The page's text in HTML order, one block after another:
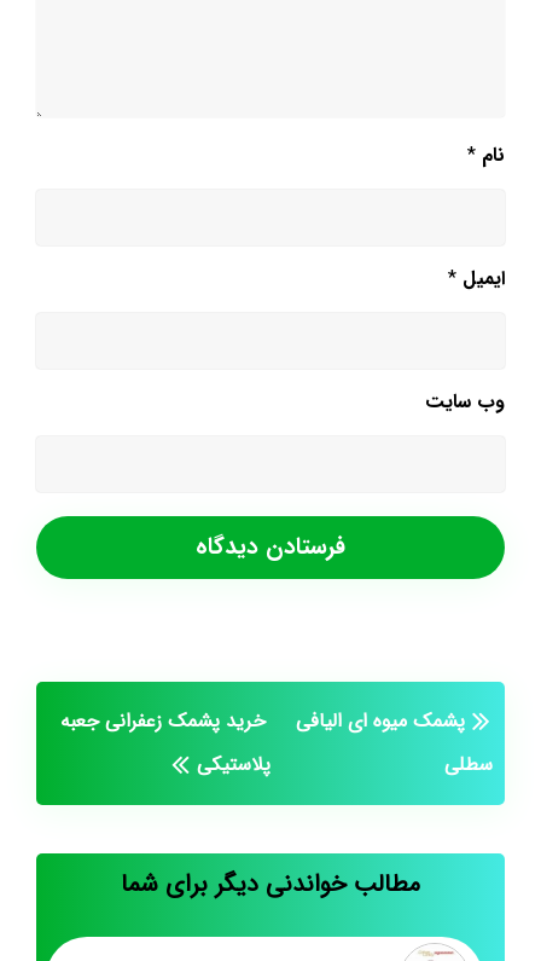
نام *
ایمیل *
وب‌ سایت
پشمک میوه ای الیافی
سطلی
خرید پشمک زعفرانی جعبه
پلاستیکی
مطالب خواندنی دیگر برای شما